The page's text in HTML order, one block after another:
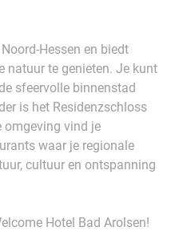
Hessen en biedt
natuur te genieten. Je kunt
sfeervolle binnenstad
is het Residenzschloss
omgeving vind je
waar je regionale
cultuur en ontspanning
Hotel Bad Arolsen!